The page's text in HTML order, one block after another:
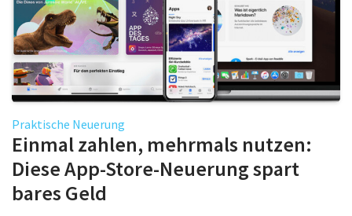
Praktische Neuerung
Einmal zahlen, mehrmals nutzen:
Diese App-Store-Neuerung spart
bares Geld